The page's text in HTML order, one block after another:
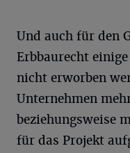
Und auch für den
Erbbaurecht
nicht erworben
Unternehmen
beziehungsweise
für das Projekt